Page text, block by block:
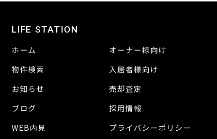
LIFE STATION
ホーム
物件検索
お知らせ
ブログ
WEB内見
オーナー様向け
入居者様向け
売却査定
採用情報
プライバシーポリシー